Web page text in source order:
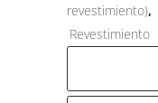
revestimiento),
Revestimiento